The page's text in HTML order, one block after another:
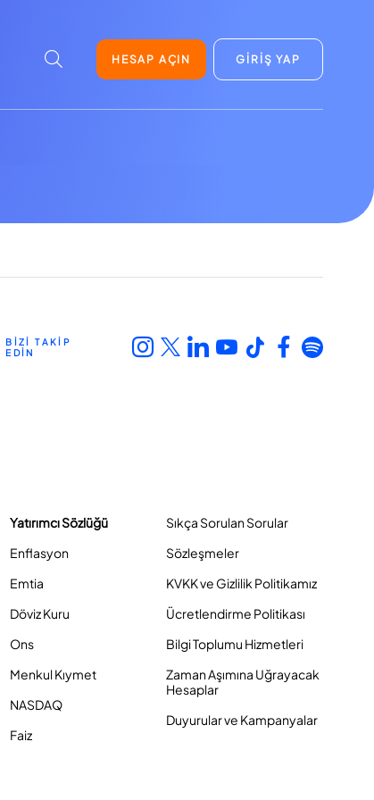
HESAP AÇIN GİRİŞ YAP
BİZİ TAKİP
EDİN
Yatırımcı Sözlüğü
Enflasyon
Emtia
Döviz Kuru
Ons
Menkul Kıymet
NASDAQ
Faiz
Sıkça Sorulan Sorular
Sözleşmeler
KVKK ve Gizlilik Politikamız
Ücretlendirme Politikası
Bilgi Toplumu Hizmetleri
Zaman Aşımına Uğrayacak
Hesaplar
Duyurular ve Kampanyalar